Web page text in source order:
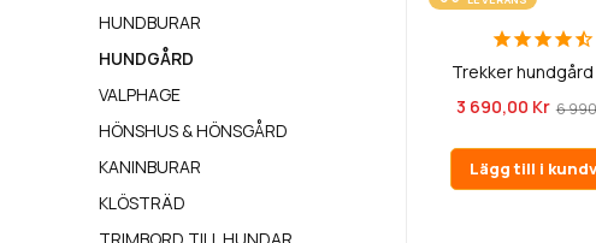
Trekker hundgård
3 690,00 Kr 6
Lägg till i
HUNDBURAR
HUNDGÅRD
VALPHAGE
HÖNSHUS & HÖNSGÅRD
KANINBURAR
KLÖSTRÄD